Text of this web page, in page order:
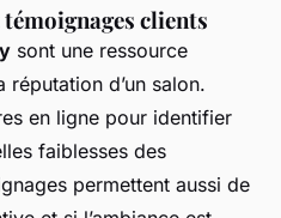
clients
sont une ressource
d’un salon.
en ligne pour identifier
faiblesses des
permettent aussi de